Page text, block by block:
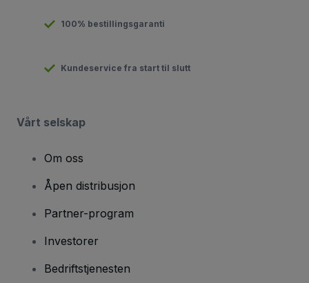
100% bestillingsgaranti
Kundeservice fra start til slutt
Vårt selskap
Om oss
Åpen distribusjon
Partner-program
Investorer
Bedriftstjenesten